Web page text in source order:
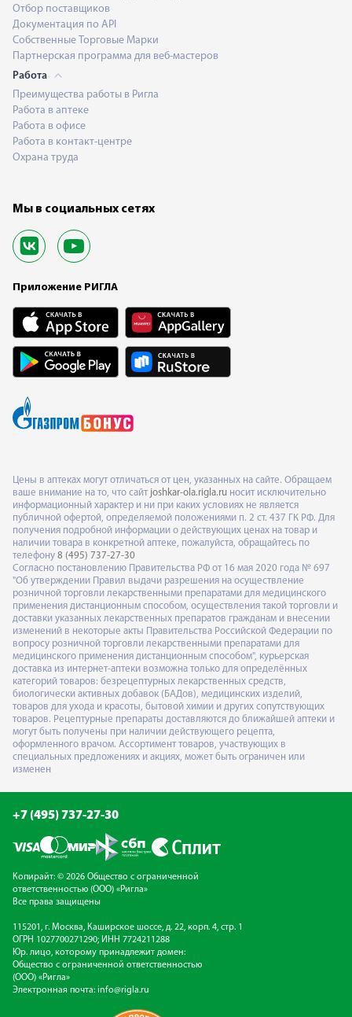
Отбор поставщиков
Документация по API
Собственные Торговые Марки
Партнерская программа для веб-мастеров
Работа
Преимущества работы в Ригла
Работа в аптеке
Работа в офисе
Работа в контакт-центре
Охрана труда
Мы в социальных сетях
Приложение РИГЛА
Цены в аптеках могут отличаться от цен, указанных на сайте. Обращаем
ваше внимание на то, что сайт joshkar-ola.rigla.ru носит исключительно
информационный характер и ни при каких условиях не является
публичной офертой, определяемой положениями п. 2 ст. 437 ГК РФ. Для
получения подробной информации о действующих ценах на товар и
наличии товара в конкретной аптеке, пожалуйста, обращайтесь по
телефону 8 (495) 737-27-30
Согласно постановлению Правительства РФ от 16 мая 2020 года № 697
"Об утверждении Правил выдачи разрешения на осуществление
розничной торговли лекарственными препаратами для медицинского
применения дистанционным способом, осуществления такой торговли и
доставки указанных лекарственных препаратов гражданам и внесении
изменений в некоторые акты Правительства Российской Федерации по
вопросу розничной торговли лекарственными препаратами для
медицинского применения дистанционным способом", курьерская
доставка из интернет-аптеки возможна только для определённых
категорий товаров: безрецептурных лекарственных средств,
биологически активных добавок (БАДов), медицинских изделий,
товаров для ухода и красоты, бытовой химии и других сопутствующих
товаров. Рецептурные препараты доставляются до ближайшей аптеки и
могут быть получены при наличии действующего рецепта,
оформленного врачом. Ассортимент товаров, участвующих в
специальных предложениях и акциях, может быть ограничен или
изменен
+7 (495) 737-27-30
Копирайт: © 2026 Общество с ограниченной
ответственностью (ООО) «Ригла»
Все права защищены
115201, г. Москва, Каширское шоссе, д. 22, корп. 4, стр. 1
ОГРН 1027700271290; ИНН 7724211288
Юр. лицо, которому принадлежит домен:
Общество с ограниченной ответственностью
(ООО) «Ригла»
Электронная почта: info@rigla.ru